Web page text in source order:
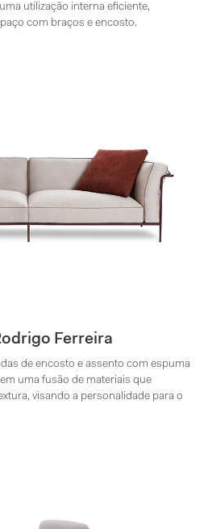
utilização interna eficiente,
com braços e encosto.
Ferreira
de encosto e assento com espuma
uma fusão de materiais que
visando a personalidade para o